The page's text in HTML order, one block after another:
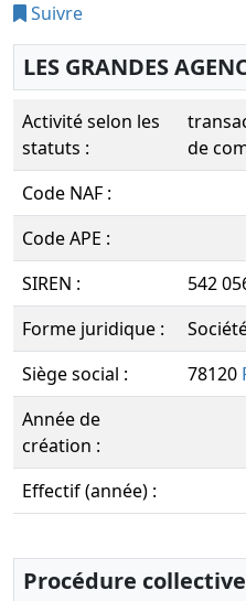
Suivre
LES GRANDES
Activité selon les
statuts :
de
Code NAF :
Code APE :
SIREN :
542
Forme juridique :
Siège social :
78120
Année de
création :
Effectif (année) :
Procédure